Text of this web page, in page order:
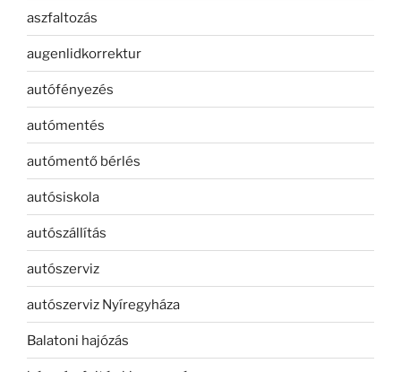
aszfaltozás
augenlidkorrektur
autófényezés
autómentés
autómentő bérlés
autósiskola
autószállítás
autószerviz
autószerviz Nyíregyháza
Balatoni hajózás